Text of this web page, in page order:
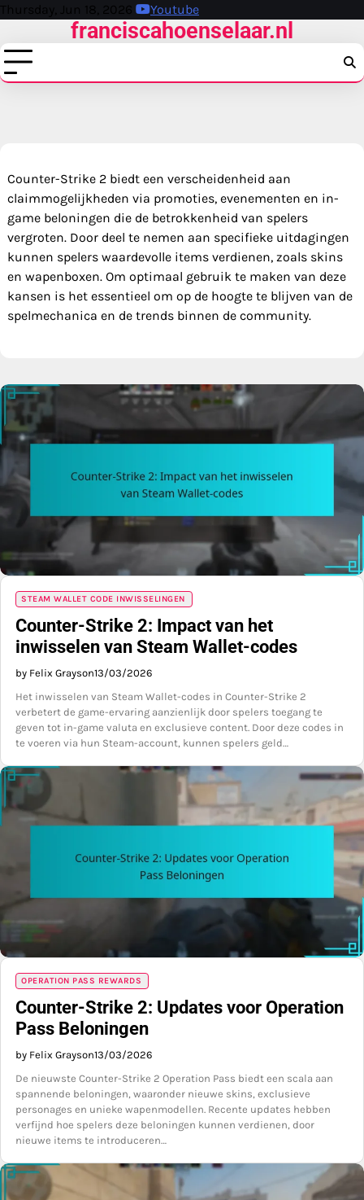
Skip
content
Thursday, Jun 18, 2026 Youtube
franciscahoenselaar.nl
Counter-Strike 2 biedt een verscheidenheid aan
claimmogelijkheden via promoties, evenementen en in-
game beloningen die de betrokkenheid van spelers
vergroten. Door deel te nemen aan specifieke uitdagingen
kunnen spelers waardevolle items verdienen, zoals skins
en wapenboxen. Om optimaal gebruik te maken van deze
kansen is het essentieel om op de hoogte te blijven van de
spelmechanica en de trends binnen de community.
STEAM WALLET CODE INWISSELINGEN
Counter-Strike 2: Impact van het
inwisselen van Steam Wallet-codes
by Felix Grayson13/03/2026
Het inwisselen van Steam Wallet-codes in Counter-Strike 2
verbetert de game-ervaring aanzienlijk door spelers toegang te
geven tot in-game valuta en exclusieve content. Door deze codes in
te voeren via hun Steam-account, kunnen spelers geld…
OPERATION PASS REWARDS
Counter-Strike 2: Updates voor Operation
Pass Beloningen
by Felix Grayson13/03/2026
De nieuwste Counter-Strike 2 Operation Pass biedt een scala aan
spannende beloningen, waaronder nieuwe skins, exclusieve
personages en unieke wapenmodellen. Recente updates hebben
verfijnd hoe spelers deze beloningen kunnen verdienen, door
nieuwe items te introduceren…